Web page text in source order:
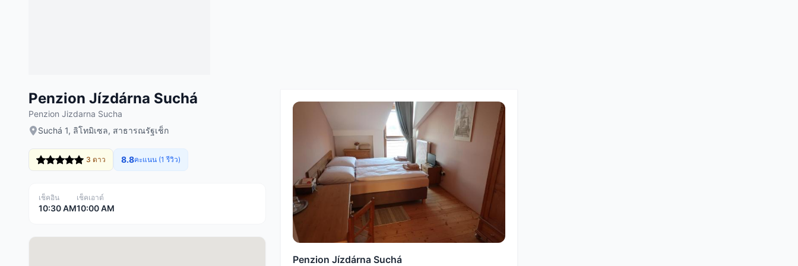
Penzion Jízdárna Suchá
Penzion Jizdarna Sucha
Suchá 1, ลิโทมิเซล, สาธารณรัฐเช็ก
3 ดาว 8.8คะแนน (1 รีวิว)
เช็คอิน
10:30 AM
เช็คเอาต์
10:00 AM
Penzion Jízdárna Suchá